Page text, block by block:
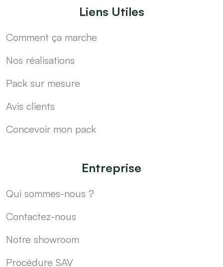
Liens Utiles
Comment ça marche
Nos réalisations
Pack sur mesure
Avis clients
Concevoir mon pack
Entreprise
Qui sommes-nous ?
Contactez-nous
Notre showroom
Procédure SAV